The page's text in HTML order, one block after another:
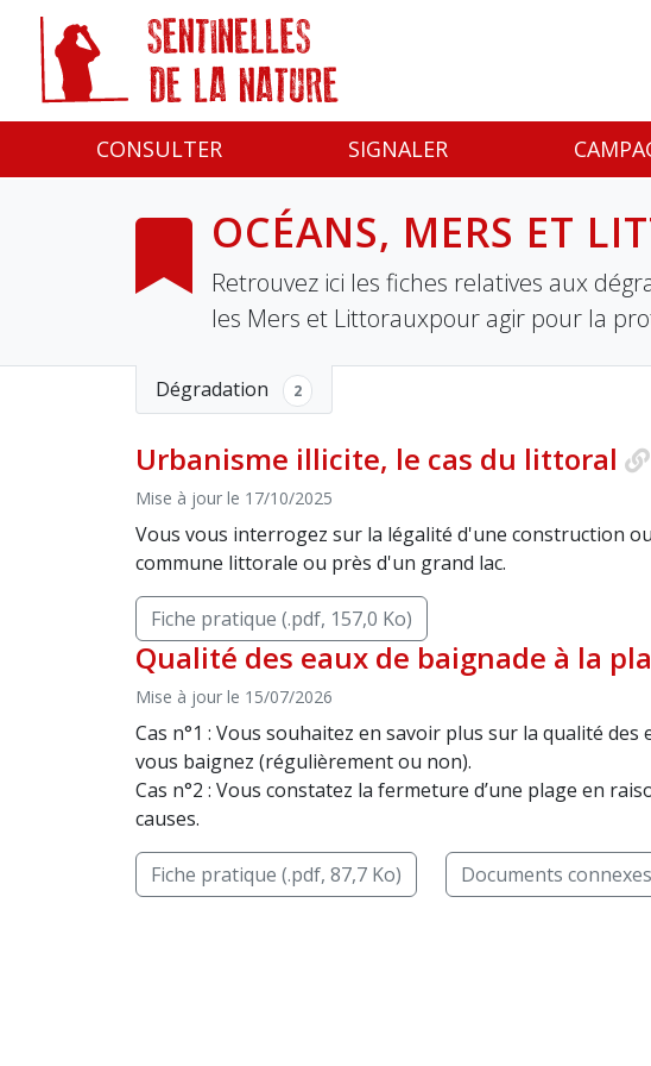
CONSULTER SIGNALER
OCÉANS, MERS ET
Retrouvez ici les fiches relatives aux
les Mers et Littorauxpour agir pour la
Dégradation 2
Urbanisme illicite, le cas du littoral
Mise à jour le 17/10/2025
Vous vous interrogez sur la légalité d'une construction
commune littorale ou près d'un grand lac.
Fiche pratique (.pdf, 157,0 Ko)
Qualité des eaux de baignade à la
Mise à jour le 15/07/2026
Cas n°1 : Vous souhaitez en savoir plus sur la qualité
vous baignez (régulièrement ou non).
Cas n°2 : Vous constatez la fermeture d’une plage en
causes.
Fiche pratique (.pdf, 87,7 Ko) Documents
Panneau de gestion des cookies